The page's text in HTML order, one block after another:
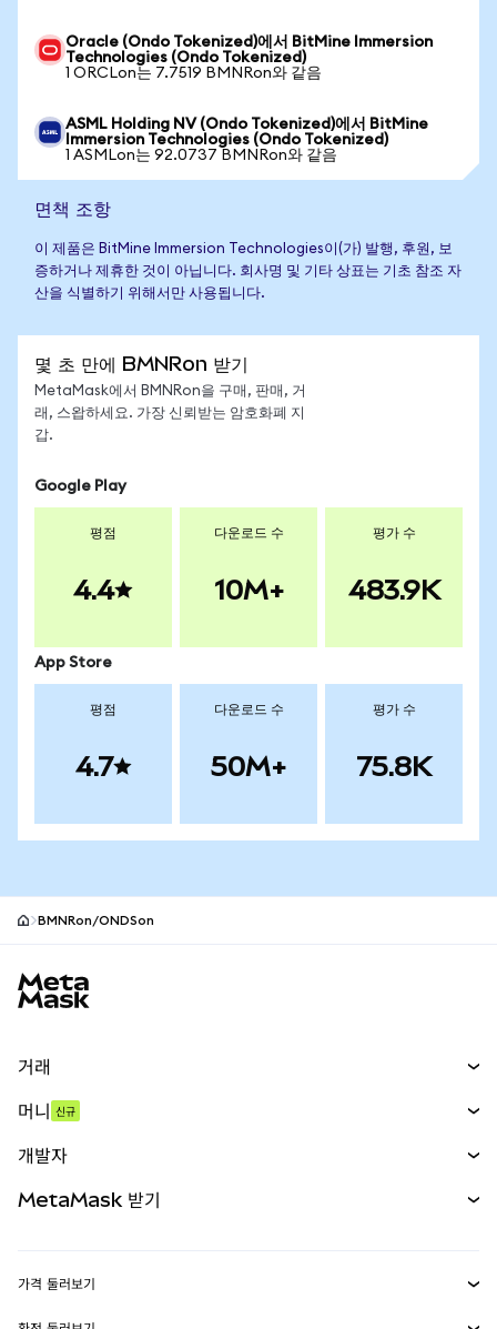
Oracle (Ondo Tokenized)에서 BitMine Immersion
Technologies (Ondo Tokenized)
1 ORCLon는 7.7519 BMNRon와 같음
ASML Holding NV (Ondo Tokenized)에서 BitMine
Immersion Technologies (Ondo Tokenized)
1 ASMLon는 92.0737 BMNRon와 같음
면책 조항
이 제품은 BitMine Immersion Technologies이(가) 발행, 후원, 보
증하거나 제휴한 것이 아닙니다. 회사명 및 기타 상표는 기초 참조 자
산을 식별하기 위해서만 사용됩니다.
몇 초 만에 BMNRon 받기
MetaMask에서 BMNRon을 구매, 판매, 거
래, 스왑하세요. 가장 신뢰받는 암호화폐 지
갑.
Google Play
평점
4.4
다운로드 수
10M+
평가 수
483.9K
App Store
평점
4.7
다운로드 수
50M+
평가 수
75.8K
BMNRon/ONDSon
거래
무기한 선물
실물자산
머니 신규
개발자
MetaMask 받기
가격 둘러보기